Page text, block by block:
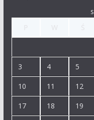
3 4 5
10 11 12
17 18 19